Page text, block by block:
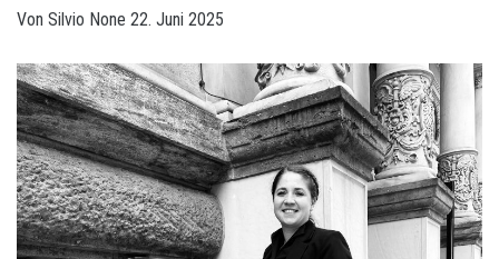
Von Silvio None 22. Juni 2025